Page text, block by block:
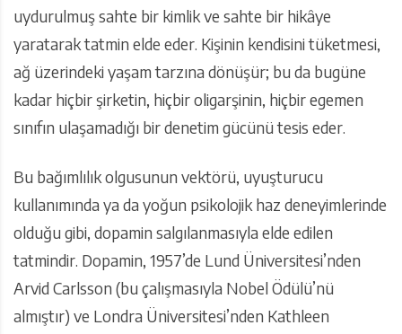
uydurulmuş sahte bir kimlik ve sahte bir hikâye
yaratarak tatmin elde eder. Kişinin kendisini tüketmesi,
ağ üzerindeki yaşam tarzına dönüşür; bu da bugüne
kadar hiçbir şirketin, hiçbir oligarşinin, hiçbir egemen
sınıfın ulaşamadığı bir denetim gücünü tesis eder.
Bu bağımlılık olgusunun vektörü, uyuşturucu
kullanımında ya da yoğun psikolojik haz deneyimlerinde
olduğu gibi, dopamin salgılanmasıyla elde edilen
tatmindir. Dopamin, 1957’de Lund Üniversitesi’nden
Arvid Carlsson (bu çalışmasıyla Nobel Ödülü’nü
almıştır) ve Londra Üniversitesi’nden Kathleen